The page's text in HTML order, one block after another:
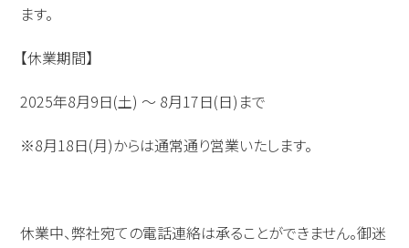
ます。
【休業期間】
2025年8月9日(土) ～ 8月17日(日)まで
※8月18日(月)からは通常通り営業いたします。
休業中、弊社宛ての電話連絡は承ることができません。御迷